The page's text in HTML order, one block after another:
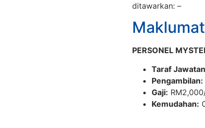
ditawarkan: –
PERSONEL
Taraf
Pengambilan:
Gaji:
Kemudahan: